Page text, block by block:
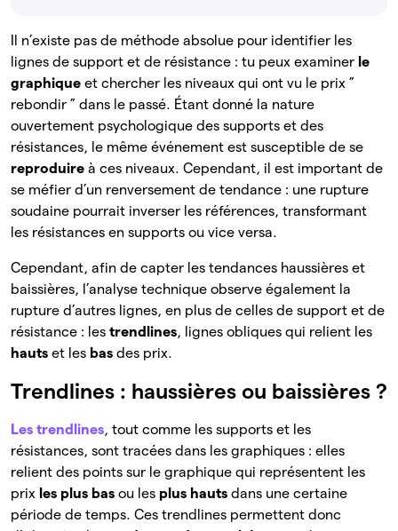
Il n’existe pas de méthode absolue pour identifier les
lignes de support et de résistance : tu peux examiner le
graphique et chercher les niveaux qui ont vu le prix ”
rebondir ” dans le passé. Étant donné la nature
ouvertement psychologique des supports et des
résistances, le même événement est susceptible de se
reproduire à ces niveaux. Cependant, il est important de
se méfier d’un renversement de tendance : une rupture
soudaine pourrait inverser les références, transformant
les résistances en supports ou vice versa.
Cependant, afin de capter les tendances haussières et
baissières, l’analyse technique observe également la
rupture d’autres lignes, en plus de celles de support et de
résistance : les trendlines, lignes obliques qui relient les
hauts et les bas des prix.
Trendlines : haussières ou baissières ?
Les trendlines, tout comme les supports et les
résistances, sont tracées dans les graphiques : elles
relient des points sur le graphique qui représentent les
prix les plus bas ou les plus hauts dans une certaine
période de temps. Ces trendlines permettent donc